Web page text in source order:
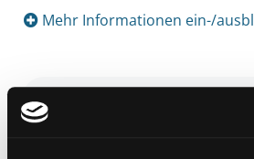
Mehr Informationen ein-/
Exemplare